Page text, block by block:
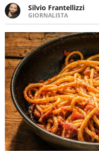
Silvio Frantellizzi
GIORNALISTA
Giornalista
informazione sul
cronaca, motori,